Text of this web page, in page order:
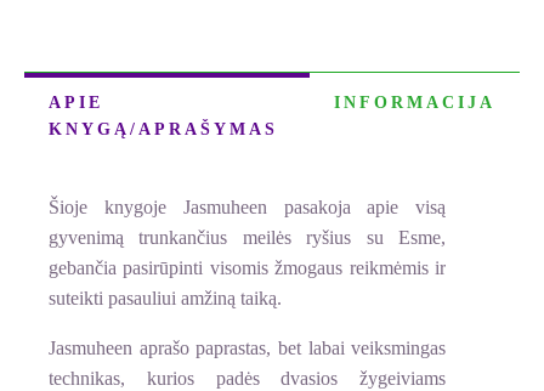
APIE
KNYGĄ/APRAŠYMAS
INFORMACIJA
Šioje knygoje Jasmuheen pasakoja apie visą
gyvenimą trunkančius meilės ryšius su Esme,
gebančia pasirūpinti visomis žmogaus reikmėmis ir
suteikti pasauliui amžiną taiką.
Jasmuheen aprašo paprastas, bet labai veiksmingas
technikas, kurios padės dvasios žygeiviams